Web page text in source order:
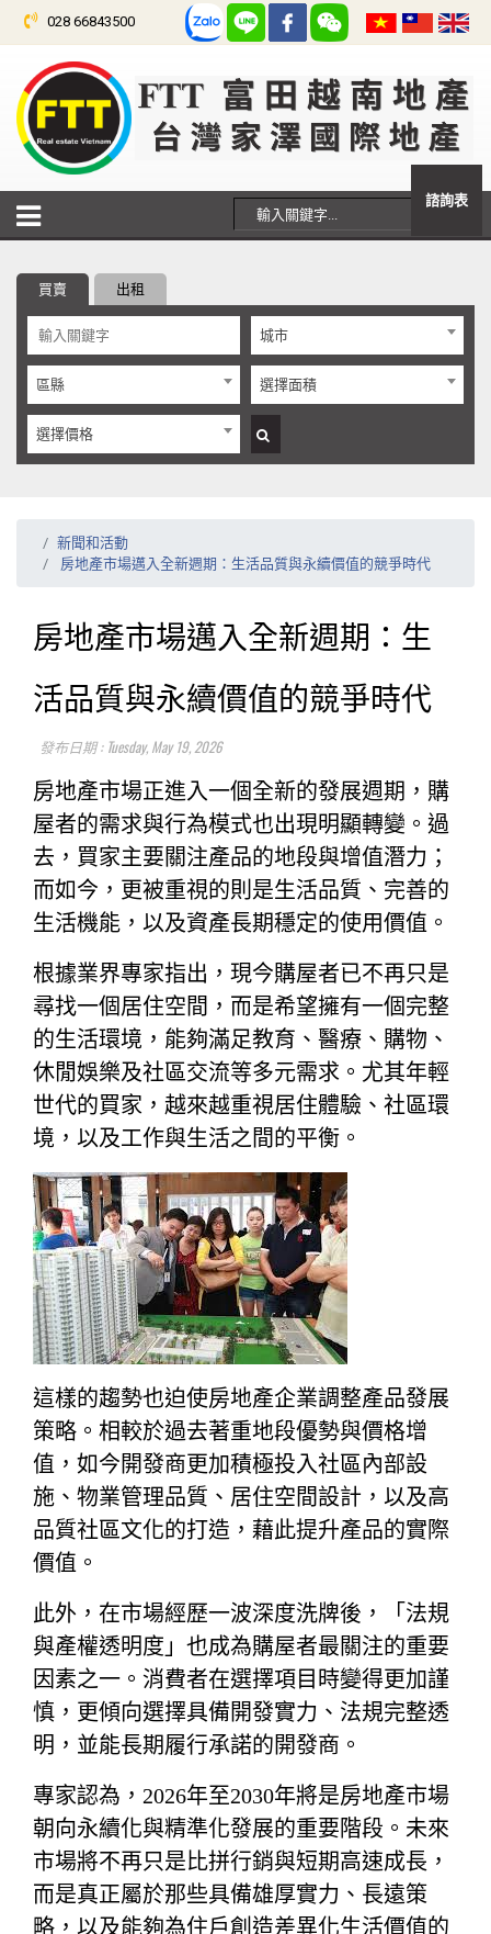
028 66843500
買賣 出租
城市
區縣 選擇面積
選擇價格
新聞和活動
房地產市場邁入全新週期：生活品質與永續價值的競爭時代
房地產市場邁入全新週期：生
活品質與永續價值的競爭時代
發布日期 : Tuesday, May 19, 2026
房地產市場正進入一個全新的發展週期，購
屋者的需求與行為模式也出現明顯轉變。過
去，買家主要關注產品的地段與增值潛力；
而如今，更被重視的則是生活品質、完善的
生活機能，以及資產長期穩定的使用價值。
根據業界專家指出，現今購屋者已不再只是
尋找一個居住空間，而是希望擁有一個完整
的生活環境，能夠滿足教育、醫療、購物、
休閒娛樂及社區交流等多元需求。尤其年輕
世代的買家，越來越重視居住體驗、社區環
境，以及工作與生活之間的平衡。
這樣的趨勢也迫使房地產企業調整產品發展
策略。相較於過去著重地段優勢與價格增
值，如今開發商更加積極投入社區內部設
施、物業管理品質、居住空間設計，以及高
品質社區文化的打造，藉此提升產品的實際
價值。
此外，在市場經歷一波深度洗牌後，「法規
與產權透明度」也成為購屋者最關注的重要
因素之一。消費者在選擇項目時變得更加謹
慎，更傾向選擇具備開發實力、法規完整透
明，並能長期履行承諾的開發商。
專家認為，2026年至2030年將是房地產市場
朝向永續化與精準化發展的重要階段。未來
市場將不再只是比拼行銷與短期高速成長，
而是真正屬於那些具備雄厚實力、長遠策
略，以及能夠為住戶創造差異化生活價值的
諮詢表